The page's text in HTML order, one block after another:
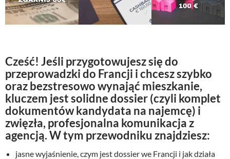
Cześć! Jeśli przygotowujesz się do
przeprowadzki do Francji i chcesz szybko
oraz bezstresowo wynająć mieszkanie,
kluczem jest solidne dossier (czyli komplet
dokumentów kandydata na najemcę) i
zwięzła, profesjonalna komunikacja z
agencją. W tym przewodniku znajdziesz:
jasne wyjaśnienie, czym jest dossier we Francji i jak działa